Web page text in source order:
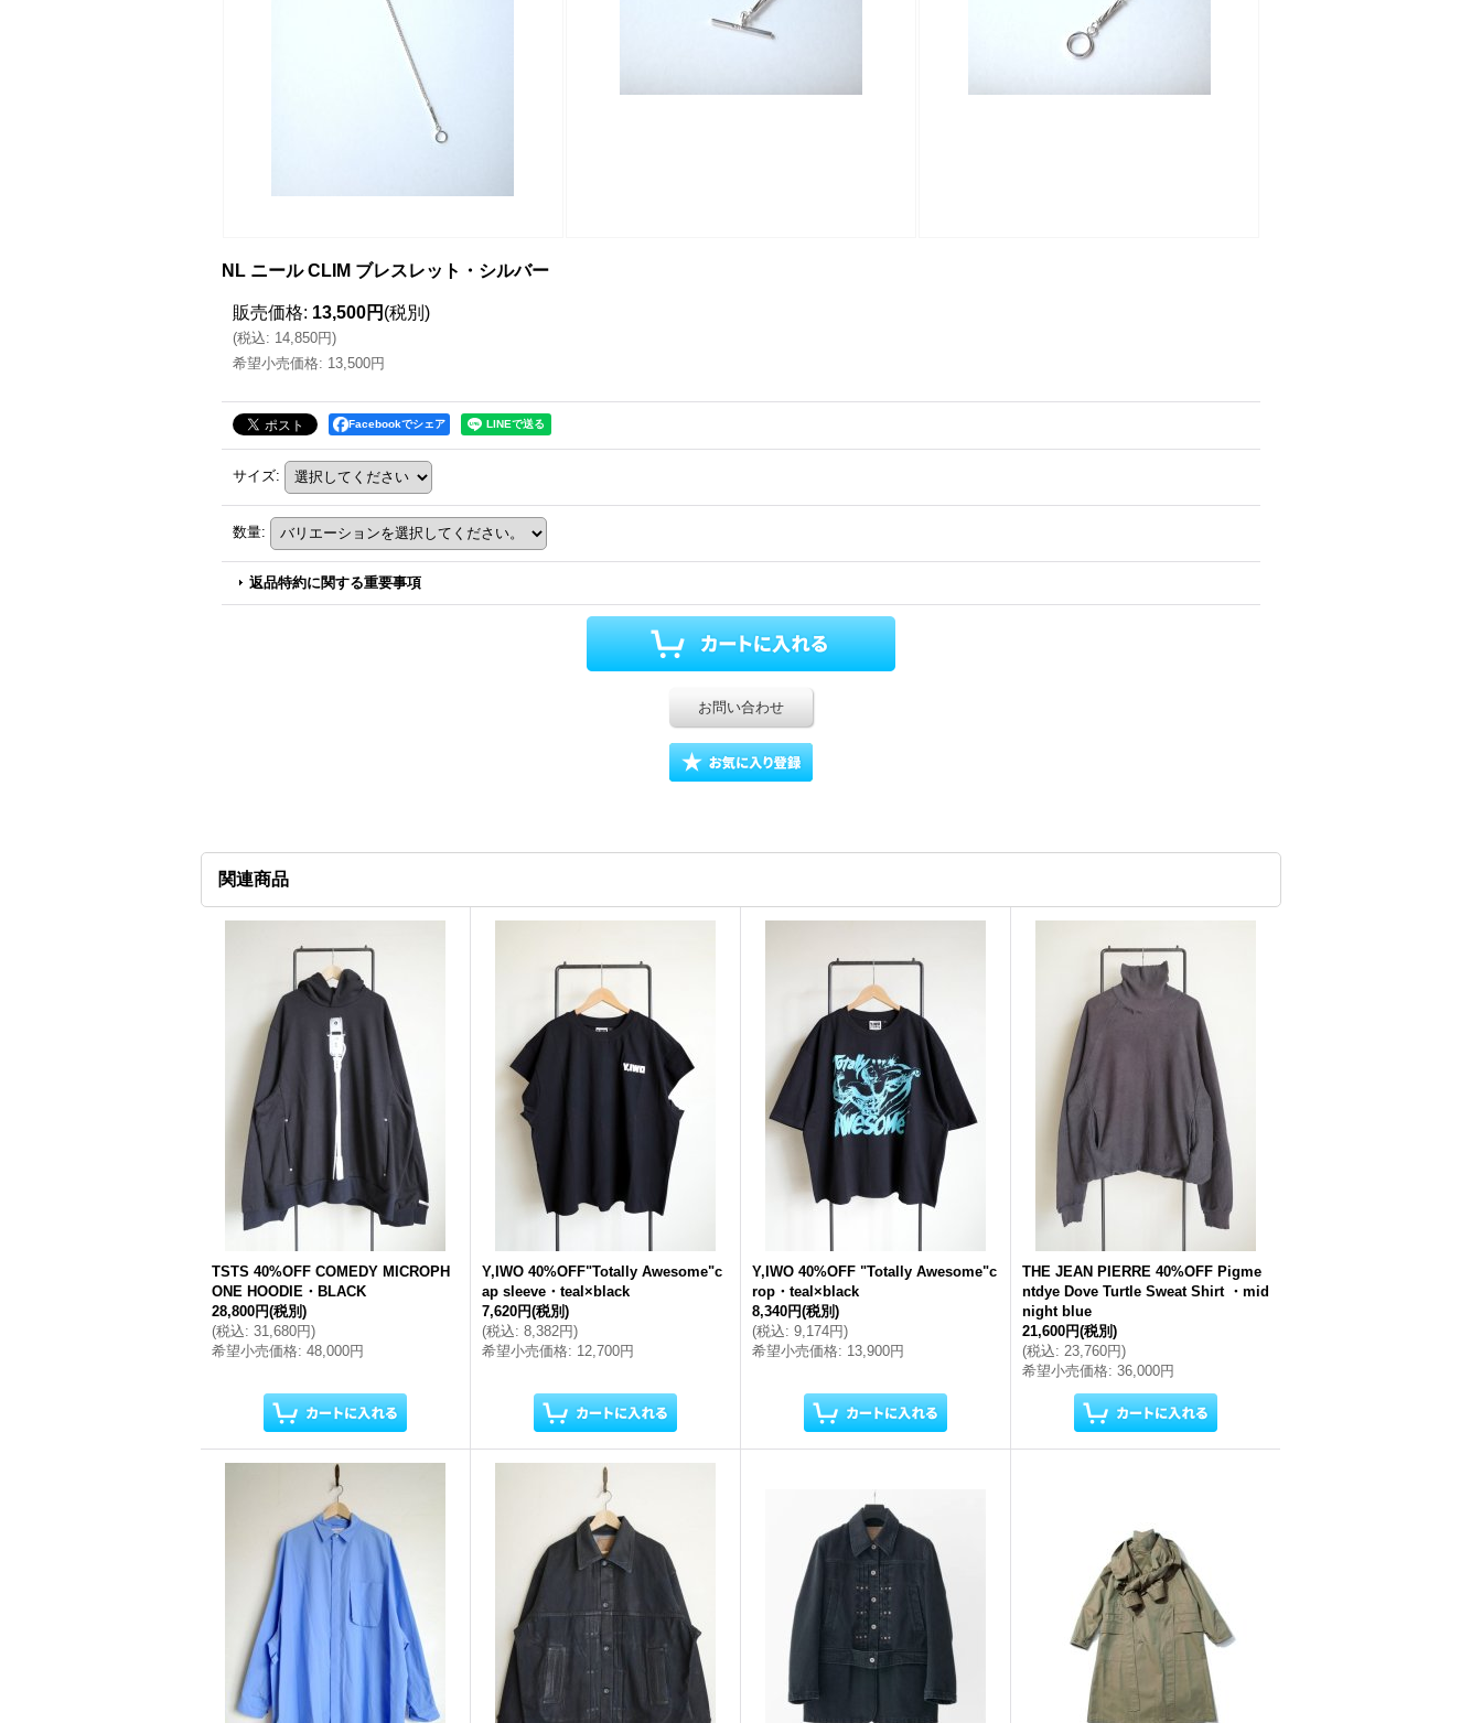
NL ニール CLIM ブレスレット・シルバー
販売価格: 13,500円 (税別)
(税込: 14,850円)
希望小売価格: 13,500円
Facebookでシェア
サイズ:
数量:
返品特約に関する重要事項
お問い合わせ
関連商品
TSTS 40%OFF COMEDY MICROPH
ONE HOODIE・BLACK
28,800円(税別)
(税込: 31,680円)
希望小売価格: 48,000円
Y,IWO 40%OFF"Totally Awesome"c
ap sleeve・teal×black
7,620円(税別)
(税込: 8,382円)
希望小売価格: 12,700円
Y,IWO 40%OFF "Totally Awesome"c
rop・teal×black
8,340円(税別)
(税込: 9,174円)
希望小売価格: 13,900円
THE JEAN PIERRE 40%OFF Pigme
ntdye Dove Turtle Sweat Shirt ・mid
night blue
21,600円(税別)
(税込: 23,760円)
希望小売価格: 36,000円